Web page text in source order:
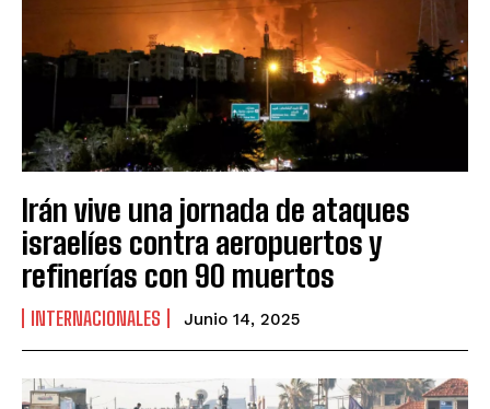
Irán vive una jornada de ataques
israelíes contra aeropuertos y
refinerías con 90 muertos
INTERNACIONALES Junio 14, 2025